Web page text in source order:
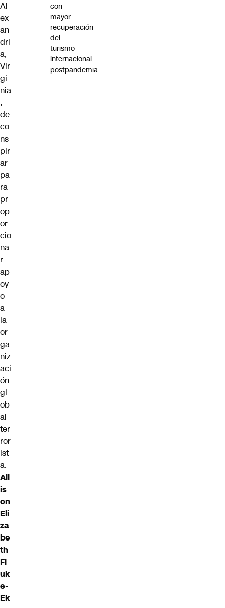
Al
ex
an
dri
a,
Vir
gi
nia
,
de
co
ns
pir
ar
pa
ra
pr
op
or
cio
na
r
ap
oy
o
a
la
or
ga
niz
aci
ón
gl
ob
al
ter
ror
ist
a.
All
is
on
Eli
za
be
th
Fl
uk
e-
Ek
con
mayor
recuperación
del
turismo
internacional
postpandemia